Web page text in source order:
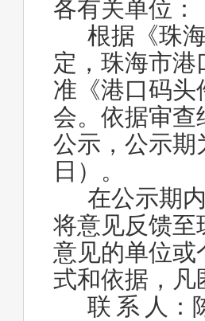
团体标准编号变更公告
关于报名全日制大专学历--“现代学徒制学习”的通
珠海市港口协会关于发布《港口码头件杂货（纸
关于公开征求团体标准《港口码头件杂货（纸浆
关于团体标准《港口码头件杂货(纸浆)作业安全
关于免费为会员单位提供宣传推广服务的通知
关于开展港口智能化改造与管理创新研修班的通知
关于发布《海运进口集装箱拆箱作业规范》、《
关于对《海运进口集装箱拆箱作业规范》、《海
关于发布《多式联运 水公铁转运服务规范》团体
团体标准编号变更公告
关于报名全日制大专学历--“现代学徒制学习”的通
各有关单位：
根据《珠
定，珠海市港
准《港口码头
会。依据审查
公示，公示期
日）。
在公示期
将意见反馈至
意见的单位或
式和依据，凡
联 系 人：